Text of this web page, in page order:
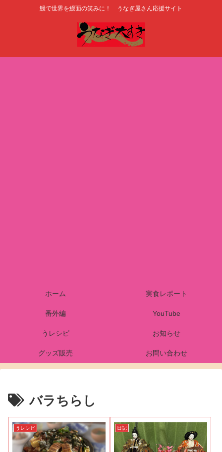
鰻で世界を鰻面の笑みに！ うなぎ屋さん応援サイト
ホーム 実食レポート
番外編 YouTube
うレシピ お知らせ
グッズ販売 お問い合わせ
バラちらし
うレシピ 日記